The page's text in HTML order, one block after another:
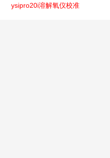
ysipro20i溶解氧仪校准